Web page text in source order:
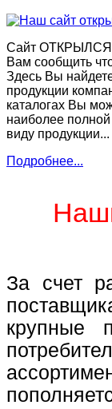
Сайт ОТКРЫЛСЯ!
Вам сообщить
Здесь Вы
продукции
каталогах Вы
наиболее
виду продукции...
Подробнее...
За счет
крупные